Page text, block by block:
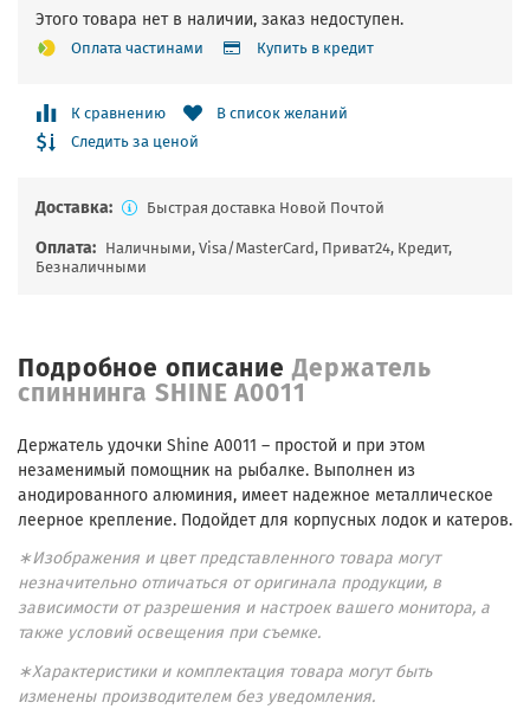
Этого товара нет в наличии, заказ недоступен.
Оплата частинами Купить в кредит
К сравнению
В список желаний
Следить за ценой
Доставка: Быстрая доставка Новой Почтой
Оплата: Наличными, Visa/MasterCard, Приват24, Кредит,
Безналичными
Подробное описаниеДержатель
спиннинга SHINE A0011
Держатель удочки Shine A0011 – простой и при этом
незаменимый помощник на рыбалке. Выполнен из
анодированного алюминия, имеет надежное металлическое
леерное крепление. Подойдет для корпусных лодок и катеров.
∗Изображения и цвет представленного товара могут
незначительно отличаться от оригинала продукции, в
зависимости от разрешения и настроек вашего монитора, а
также условий освещения при съемке.
∗Характеристики и комплектация товара могут быть
изменены производителем без уведомления.